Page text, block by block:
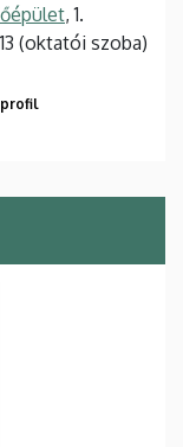
, 1.
(oktatói szoba)